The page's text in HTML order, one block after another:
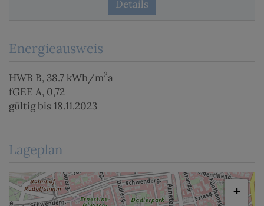
Details
Energieausweis
HWB B, 38.7 kWh/m2a
fGEE A, 0,72
gültig bis 18.11.2023
Lageplan
+